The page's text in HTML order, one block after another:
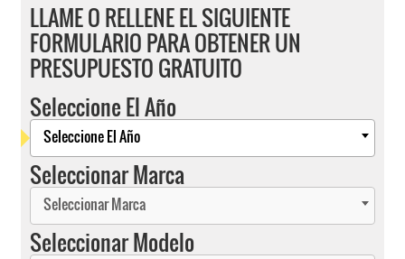
LLAME O RELLENE EL SIGUIENTE
FORMULARIO PARA OBTENER UN
PRESUPUESTO GRATUITO
Seleccione El Año
Seleccione El Año
Seleccionar Marca
Seleccionar Marca
Seleccionar Modelo